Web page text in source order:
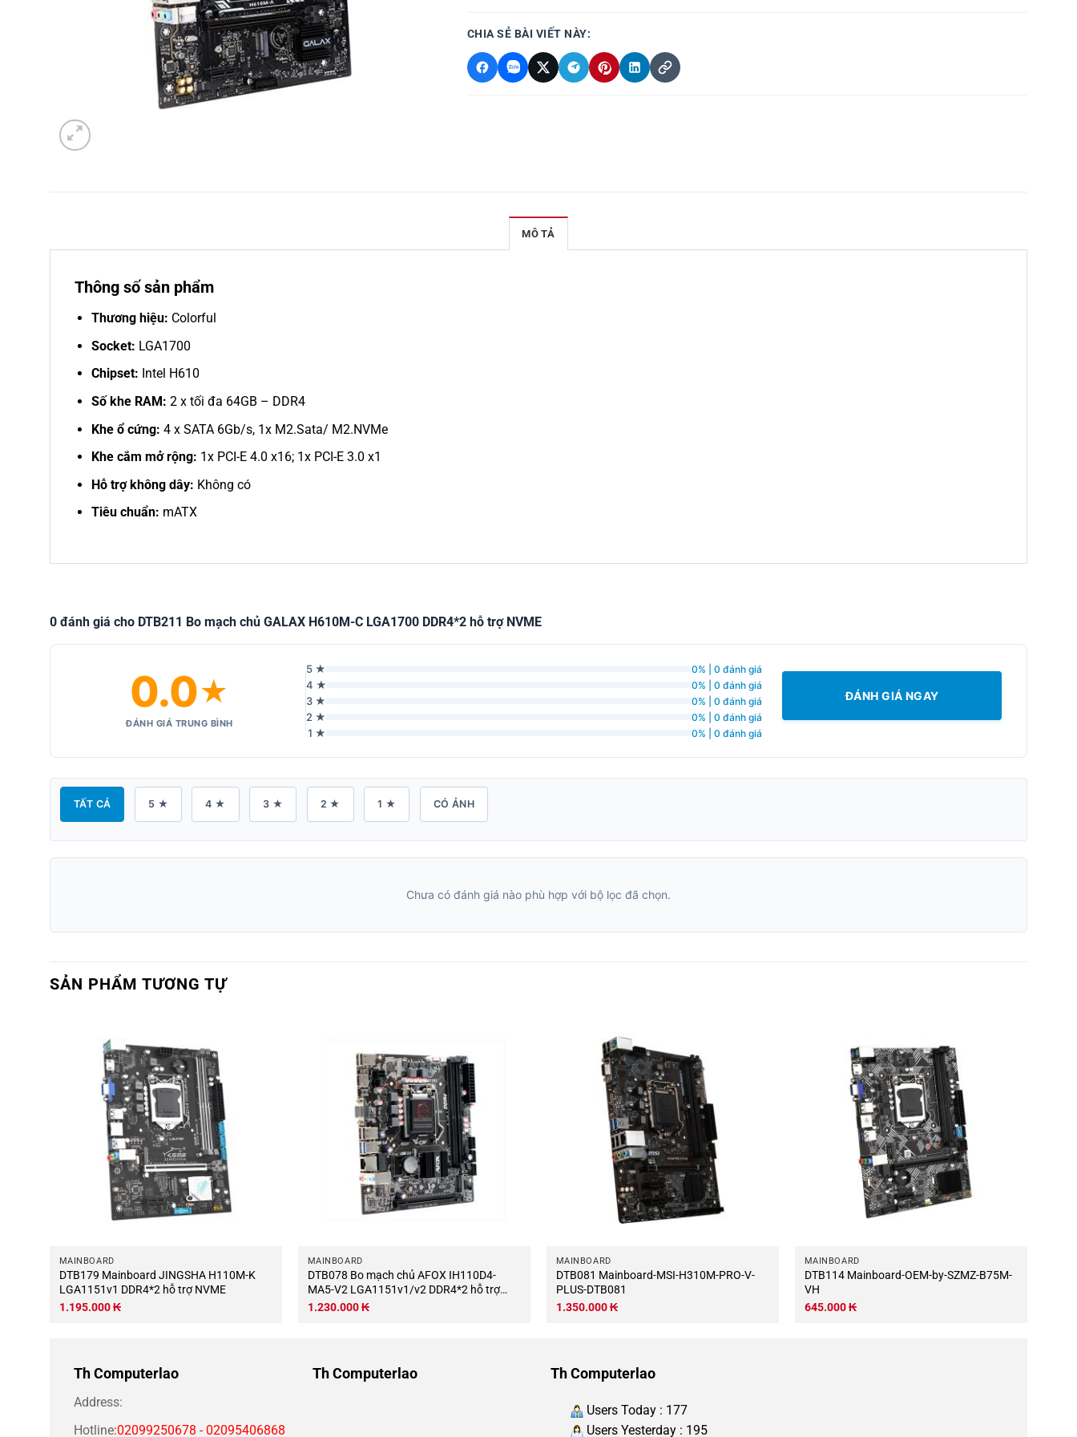
CHIA SẺ BÀI VIẾT NÀY:
MÔ TẢ
Thông số sản phẩm
Thương hiệu: Colorful
Socket: LGA1700
Chipset: Intel H610
Số khe RAM: 2 x tối đa 64GB – DDR4
Khe ổ cứng: 4 x SATA 6Gb/s, 1x M2.Sata/ M2.NVMe
Khe cắm mở rộng: 1x PCI-E 4.0 x16; 1x PCI-E 3.0 x1
Hỗ trợ không dây: Không có
Tiêu chuẩn: mATX
0 đánh giá cho DTB211 Bo mạch chủ GALAX H610M-C LGA1700 DDR4*2 hỗ trợ NVME
0.0★
ĐÁNH GIÁ TRUNG BÌNH
5 ★ 0% | 0 đánh giá
4 ★ 0% | 0 đánh giá
3 ★ 0% | 0 đánh giá
2 ★ 0% | 0 đánh giá
1 ★ 0% | 0 đánh giá
ĐÁNH GIÁ NGAY
TẤT CẢ 5 ★ 4 ★ 3 ★ 2 ★ 1 ★ CÓ ẢNH
Chưa có đánh giá nào phù hợp với bộ lọc đã chọn.
SẢN PHẨM TƯƠNG TỰ
MAINBOARD
DTB179 Mainboard JINGSHA H110M-K
LGA1151v1 DDR4*2 hỗ trợ NVME
1.195.000₭
MAINBOARD
DTB078 Bo mạch chủ AFOX IH110D4-
MA5-V2 LGA1151v1/v2 DDR4*2 hỗ trợ
NVME
1.230.000₭
MAINBOARD
DTB081 Mainboard-MSI-H310M-PRO-V-
PLUS-DTB081
1.350.000₭
MAINBOARD
DTB114 Mainboard-OEM-by-SZMZ-B75M-
VH
645.000₭
Th Computerlao
Address:
Hotline:02099250678 - 02095406868
Th Computerlao Th Computerlao
Users Today : 177
Users Yesterday : 195